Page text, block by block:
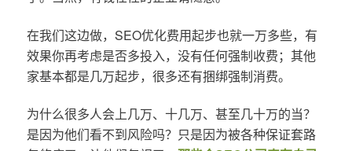
在我们这边做，SEO优化费用起步也就一万多些，有
效果你再考虑是否多投入，没有任何强制收费；其他
家基本都是几万起步，很多还有捆绑强制消费。
为什么很多人会上几万、十几万、甚至几十万的当？
是因为他们看不到风险吗？只是因为被各种保证套路